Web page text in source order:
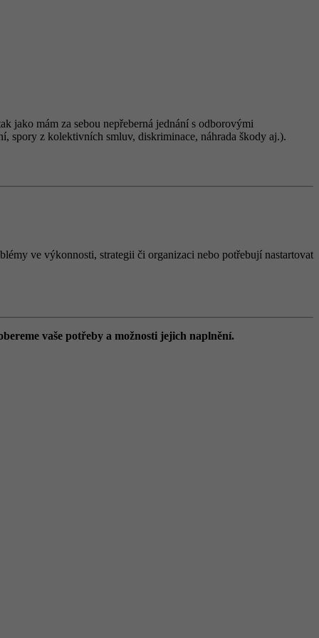
jako mám za sebou nepřeberná jednání s odborovými
spory z kolektivních smluv, diskriminace, náhrada škody aj.).
ve výkonnosti, strategii či organizaci nebo potřebují nastartovat
vaše potřeby a možnosti jejich naplnění.